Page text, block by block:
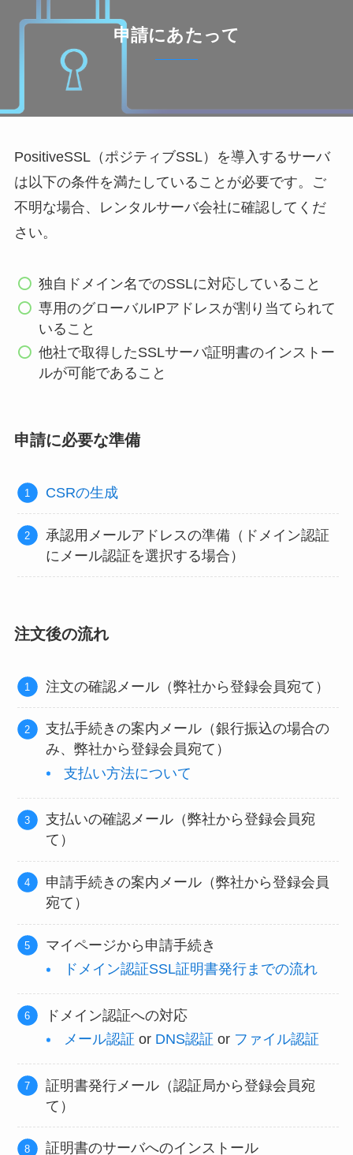
申請にあたって
PositiveSSL（ポジティブSSL）を導入するサーバ
は以下の条件を満たしていることが必要です。ご
不明な場合、レンタルサーバ会社に確認してくだ
さい。
独自ドメイン名でのSSLに対応していること
専用のグローバルIPアドレスが割り当てられて
いること
他社で取得したSSLサーバ証明書のインストー
ルが可能であること
申請に必要な準備
CSRの生成
承認用メールアドレスの準備（ドメイン認証
にメール認証を選択する場合）
注文後の流れ
注文の確認メール（弊社から登録会員宛て）
支払手続きの案内メール（銀行振込の場合の
み、弊社から登録会員宛て）
支払い方法について
支払いの確認メール（弊社から登録会員宛
て）
申請手続きの案内メール（弊社から登録会員
宛て）
マイページから申請手続き
ドメイン認証SSL証明書発行までの流れ
ドメイン認証への対応
メール認証 or DNS認証 or ファイル認証
証明書発行メール（認証局から登録会員宛
て）
証明書のサーバへのインストール